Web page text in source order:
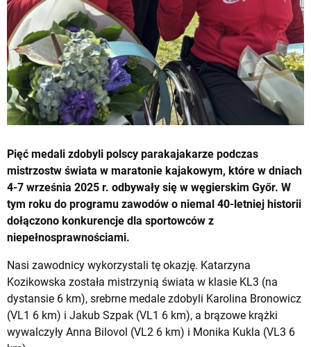
Pięć medali zdobyli polscy parakajakarze podczas
mistrzostw świata w maratonie kajakowym, które w dniach
4-7 września 2025 r. odbywały się w węgierskim Győr. W
tym roku do programu zawodów o niemal 40-letniej historii
dołączono konkurencje dla sportowców z
niepełnosprawnościami.
Nasi zawodnicy wykorzystali tę okazję. Katarzyna
Kozikowska została mistrzynią świata w klasie KL3 (na
dystansie 6 km), srebrne medale zdobyli Karolina Bronowicz
(VL1 6 km) i Jakub Szpak (VL1 6 km), a brązowe krążki
wywalczyły Anna Bilovol (VL2 6 km) i Monika Kukla (VL3 6